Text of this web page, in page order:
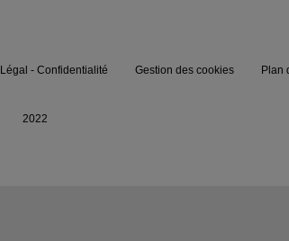
Légal - Confidentialité Gestion des cookies Plan
2022